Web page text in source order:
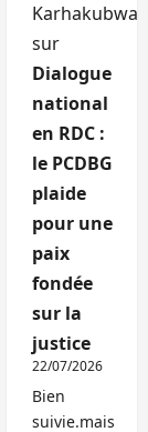
Karhakubwa
sur
Dialogue
national
en RDC :
le PCDBG
plaide
pour une
paix
fondée
sur la
justice
22/07/2026
Bien
suivie.mais